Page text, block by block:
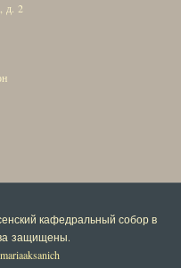
д. 2
кафедральный собор в
защищены.